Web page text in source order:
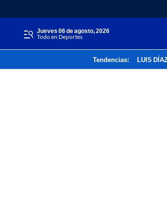
jueves 06 de agosto, 2026
Todo en Deportes
Tendencias: LUIS